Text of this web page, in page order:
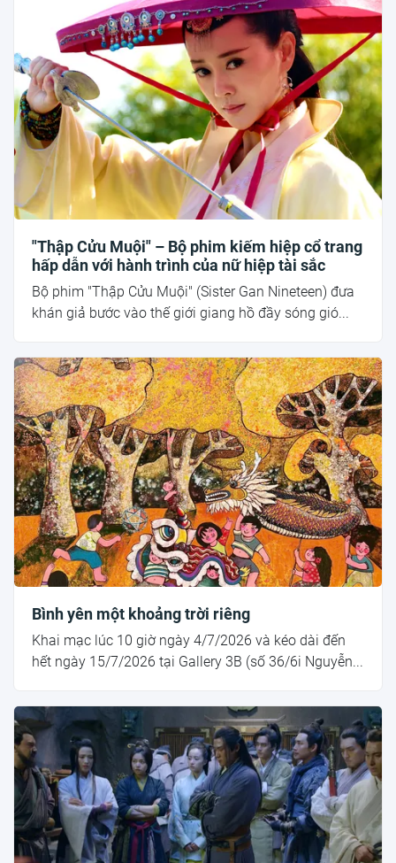
"Thập Cửu Muội" – Bộ phim kiếm hiệp cổ trang
hấp dẫn với hành trình của nữ hiệp tài sắc
Bộ phim "Thập Cửu Muội" (Sister Gan Nineteen) đưa
khán giả bước vào thế giới giang hồ đầy sóng gió...
Bình yên một khoảng trời riêng
Khai mạc lúc 10 giờ ngày 4/7/2026 và kéo dài đến
hết ngày 15/7/2026 tại Gallery 3B (số 36/6i Nguyễn...